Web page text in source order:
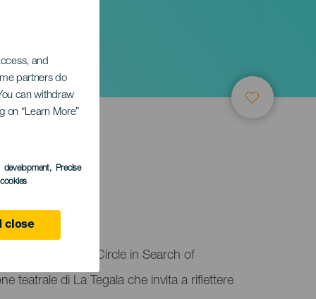
and
partners do
can withdraw
on “Learn More”
development, Precise
close
Piece: A Circle in Search of
teatrale di La Tegala che invita a riflettere